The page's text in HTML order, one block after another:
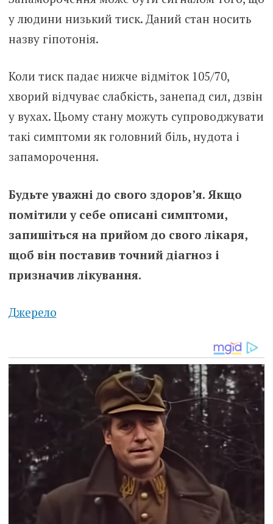
у людини низький тиск. Даний стан носить
назву гіпотонія.
Коли тиск падає нижче відміток 105/70,
хворий відчуває слабкість, занепад сил, дзвін
у вухах. Цьому стану можуть супроводжувати
такі симптоми як головний біль, нудота і
запаморочення.
Будьте уважні до свого здоров’я. Якщо
помітили у себе описані симптоми,
запишіться на прийом до свого лікаря,
щоб він поставив точний діагноз і
призначив лікування.
Джерело